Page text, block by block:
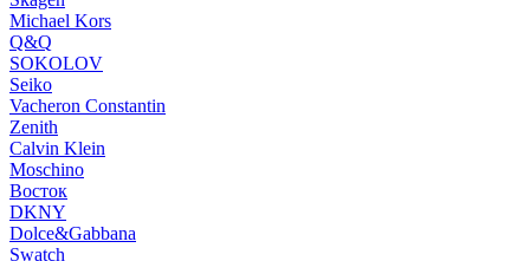
Michael Kors
Q&Q
SOKOLOV
Seiko
Vacheron Constantin
Zenith
Calvin Klein
Moschino
Восток
DKNY
Dolce&Gabbana
Swatch